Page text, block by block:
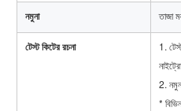
নমুনা তাজা
টেস্ট কিটের রচনা
1.
2.
*